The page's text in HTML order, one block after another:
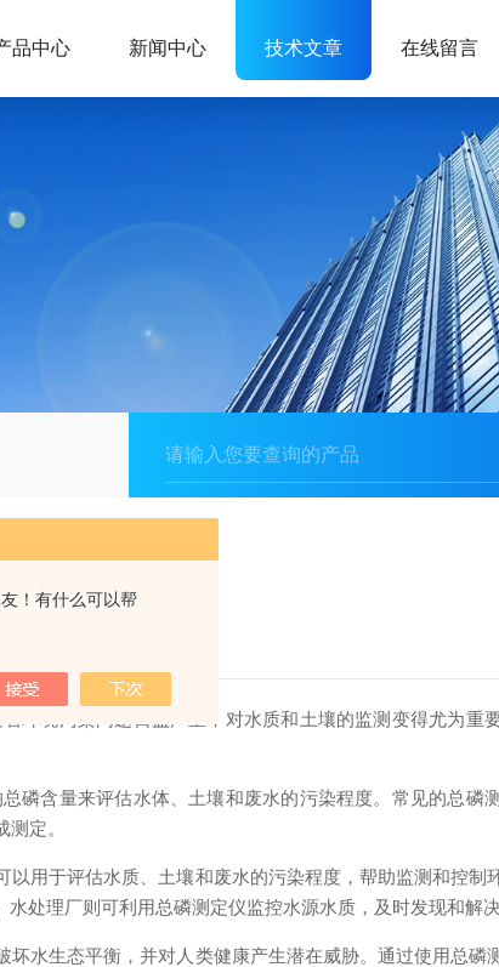
！有什么可以帮
品中心 新闻中心 技术文章 在线留言
境污染问题日益严重，对水质和土壤的监测变得尤为重
含量来评估水体、土壤和废水的污染程度。常见的总磷
定。
于评估水质、土壤和废水的污染程度，帮助监测和控制
处理厂则可利用总磷测定仪监控水源水质，及时发现和解
生态平衡，并对人类健康产生潜在威胁。通过使用总磷